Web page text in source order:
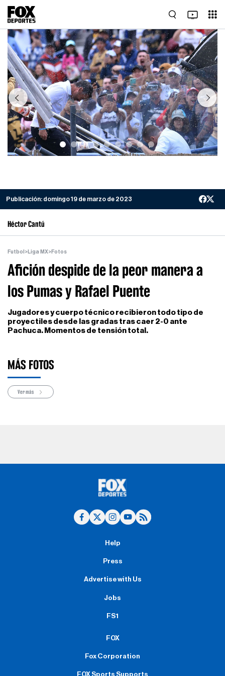
Previous Next
Publicación: domingo 19 de marzo de 2023
Héctor Cantú
Futbol >Liga MX>Fotos
Afición despide de la peor manera a
los Pumas y Rafael Puente
Jugadores y cuerpo técnico recibieron todo tipo de
proyectiles desde las gradas tras caer 2-0 ante
Pachuca. Momentos de tensión total.
MÁS FOTOS
Ver más
Help
Press
Advertise with Us
Jobs
FS1
FOX
Fox Corporation